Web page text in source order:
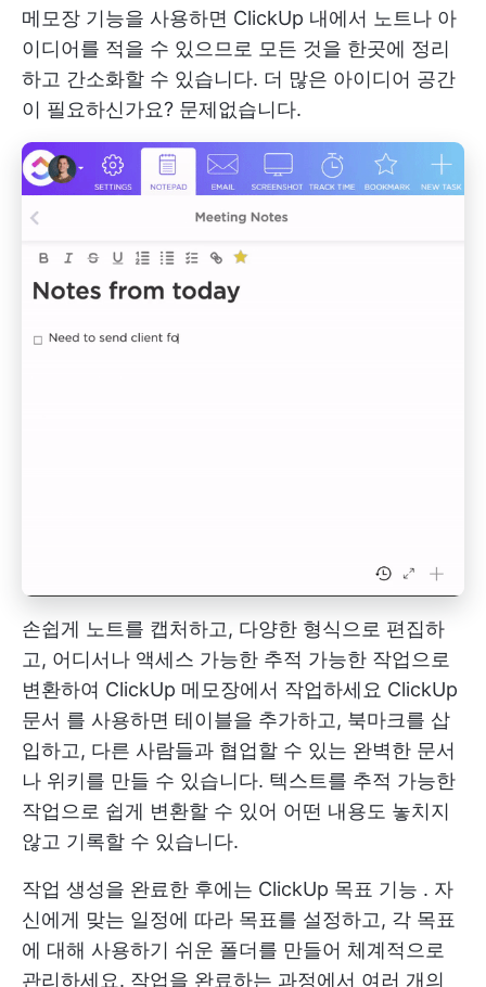
메모장 기능을 사용하면 ClickUp 내에서 노트나 아
이디어를 적을 수 있으므로 모든 것을 한곳에 정리
하고 간소화할 수 있습니다. 더 많은 아이디어 공간
이 필요하신가요? 문제없습니다.
손쉽게 노트를 캡처하고, 다양한 형식으로 편집하
고, 어디서나 액세스 가능한 추적 가능한 작업으로
변환하여 ClickUp 메모장에서 작업하세요 ClickUp
문서 를 사용하면 테이블을 추가하고, 북마크를 삽
입하고, 다른 사람들과 협업할 수 있는 완벽한 문서
나 위키를 만들 수 있습니다. 텍스트를 추적 가능한
작업으로 쉽게 변환할 수 있어 어떤 내용도 놓치지
않고 기록할 수 있습니다.
작업 생성을 완료한 후에는 ClickUp 목표 기능 . 자
신에게 맞는 일정에 따라 목표를 설정하고, 각 목표
에 대해 사용하기 쉬운 폴더를 만들어 체계적으로
관리하세요. 작업을 완료하는 과정에서 여러 개의